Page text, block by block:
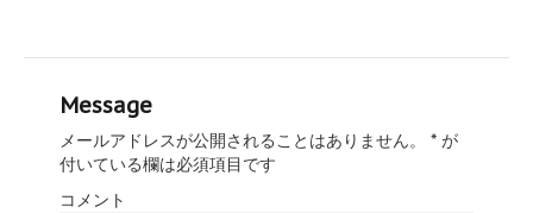
Message
メールアドレスが公開されることはありません。 * が
付いている欄は必須項目です
コメント